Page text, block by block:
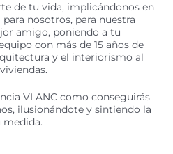
de tu vida, implicándonos en
nosotros, para nuestra
amigo, poniendo a tu
con más de 15 años de
y el interiorismo al
VLANC como conseguirás
ilusionándote y sintiendo la
medida.